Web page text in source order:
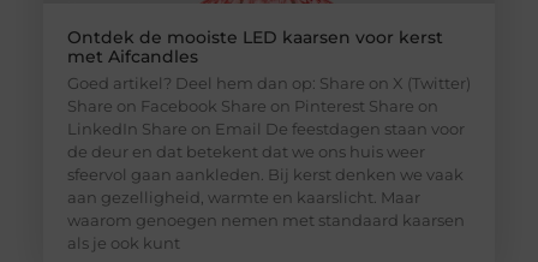
Ontdek de mooiste LED kaarsen voor kerst
met Aifcandles
Goed artikel? Deel hem dan op: Share on X (Twitter)
Share on Facebook Share on Pinterest Share on
LinkedIn Share on Email De feestdagen staan voor
de deur en dat betekent dat we ons huis weer
sfeervol gaan aankleden. Bij kerst denken we vaak
aan gezelligheid, warmte en kaarslicht. Maar
waarom genoegen nemen met standaard kaarsen
als je ook kunt